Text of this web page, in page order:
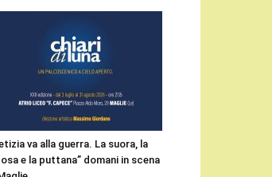
va alla guerra. La suora, la
e la puttana” domani in scena